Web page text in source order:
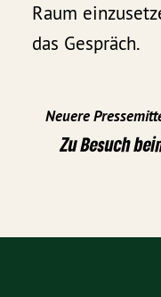
Raum
das Gespräch.
Neuere
Zu Besuch